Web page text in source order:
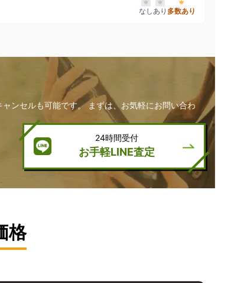
なし あり 多数あり
ンセルも可能です。 まずは、お気軽にお問い合わ
24時間受付
お手軽LINE査定
格